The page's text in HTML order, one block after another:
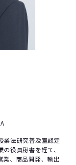
業法研究普及室認定
役員秘書を経て、
業、商品開発、輸出